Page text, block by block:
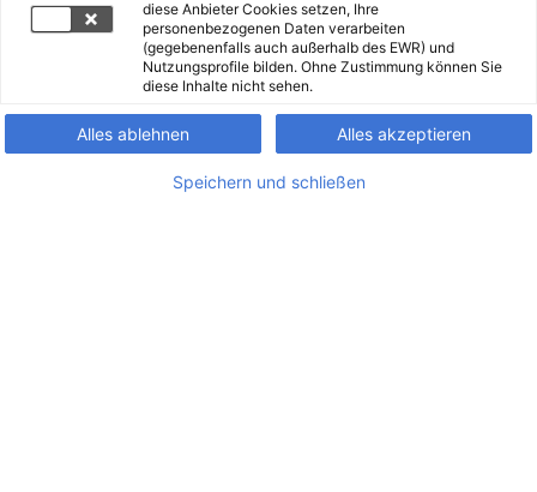
diese Anbieter Cookies setzen, Ihre
personenbezogenen Daten verarbeiten
(gegebenenfalls auch außerhalb des EWR) und
Nutzungsprofile bilden. Ohne Zustimmung können Sie
diese Inhalte nicht sehen.
Alles ablehnen Alles akzeptieren
Speichern und schließen